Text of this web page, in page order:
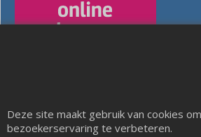
Deze site maakt gebruik van cookies
bezoekerservaring te verbeteren.